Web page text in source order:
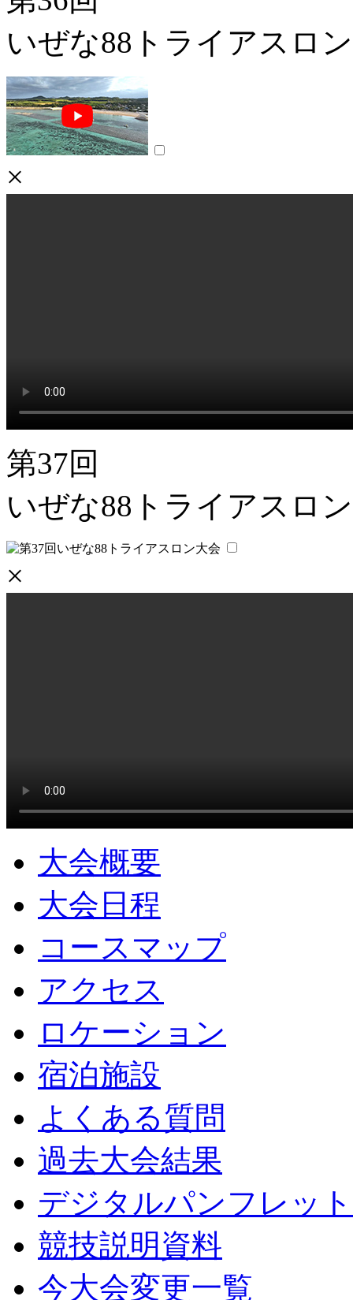
いぜな88トライアスロ
×
第37回
いぜな88トライアスロ
×
大会概要
大会日程
コースマップ
アクセス
ロケーション
宿泊施設
よくある質問
過去大会結果
デジタルパンフレット
競技説明資料
今大会変更一覧